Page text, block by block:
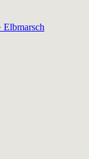
Elbmarsch